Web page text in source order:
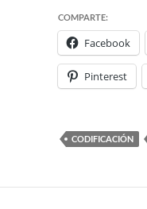
COMPARTE:
Facebook
Pinterest
CODIFICACIÓN